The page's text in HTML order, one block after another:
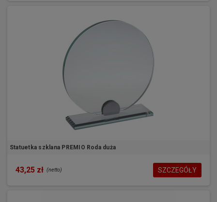
Statuetka szklana PREMIO Roda duża
43,25 zł (netto) SZCZEGÓŁY